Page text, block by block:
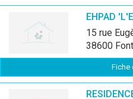
EHPAD
15 rue
38600
Fiche